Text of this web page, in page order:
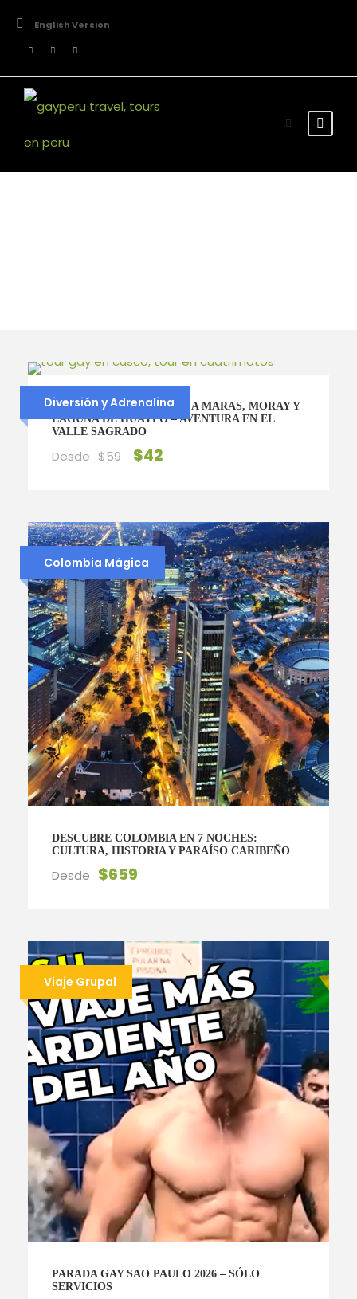
English Version
Diversión y Adrenalina
TOUR EN CUATRIMOTOS A MARAS, MORAY Y
LAGUNA DE HUAYPO – AVENTURA EN EL
VALLE SAGRADO
Desde $59 $42
Colombia Mágica
DESCUBRE COLOMBIA EN 7 NOCHES:
CULTURA, HISTORIA Y PARAÍSO CARIBEÑO
Desde $659
Viaje Grupal
PARADA GAY SAO PAULO 2026 – SÓLO
SERVICIOS